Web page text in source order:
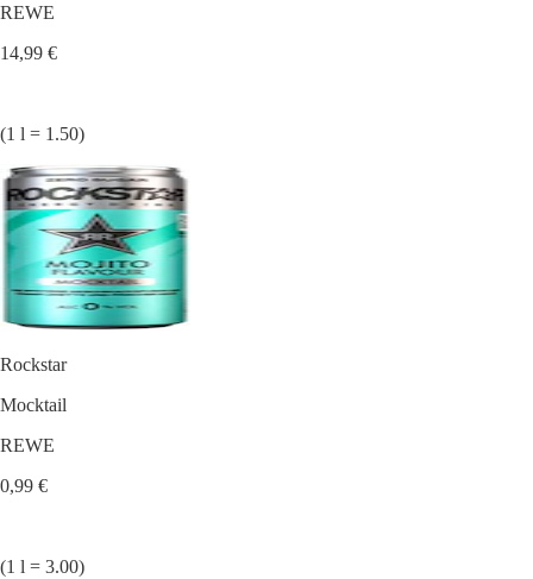
REWE
14,99 €
(1 l = 1.50)
Rockstar
Mocktail
REWE
0,99 €
(1 l = 3.00)